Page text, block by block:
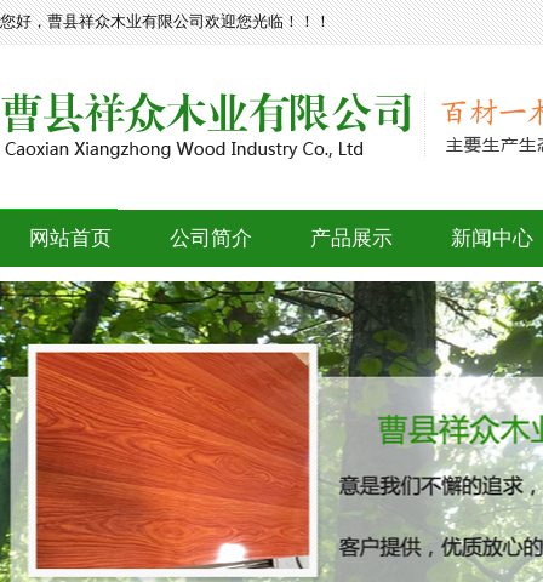
您好，曹县祥众木业有限公司欢迎您光临！！！
网站首页 公司简介 产品展示 新闻中心